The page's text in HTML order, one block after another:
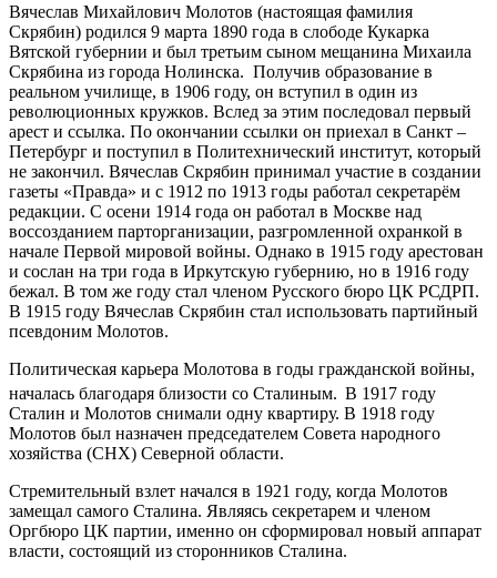
Вячеслав Михайлович Молотов (настоящая фамилия
Скрябин) родился 9 марта 1890 года в слободе Кукарка
Вятской губернии и был третьим сыном мещанина Михаила
Скрябина из города Нолинска. Получив образование в
реальном училище, в 1906 году, он вступил в один из
революционных кружков. Вслед за этим последовал первый
арест и ссылка. По окончании ссылки он приехал в Санкт –
Петербург и поступил в Политехнический институт, который
не закончил. Вячеслав Скрябин принимал участие в создании
газеты «Правда» и с 1912 по 1913 годы работал секретарём
редакции. С осени 1914 года он работал в Москве над
воссозданием парторганизации, разгромленной охранкой в
начале Первой мировой войны. Однако в 1915 году арестован
и сослан на три года в Иркутскую губернию, но в 1916 году
бежал. В том же году стал членом Русского бюро ЦК РСДРП.
В 1915 году Вячеслав Скрябин стал использовать партийный
псевдоним Молотов.
Политическая карьера Молотова в годы гражданской войны,
началась благодаря близости со Сталиным. В 1917 году
Сталин и Молотов снимали одну квартиру. В 1918 году
Молотов был назначен председателем Совета народного
хозяйства (СНХ) Северной области.
Стремительный взлет начался в 1921 году, когда Молотов
замещал самого Сталина. Являясь секретарем и членом
Оргбюро ЦК партии, именно он сформировал новый аппарат
власти, состоящий из сторонников Сталина.